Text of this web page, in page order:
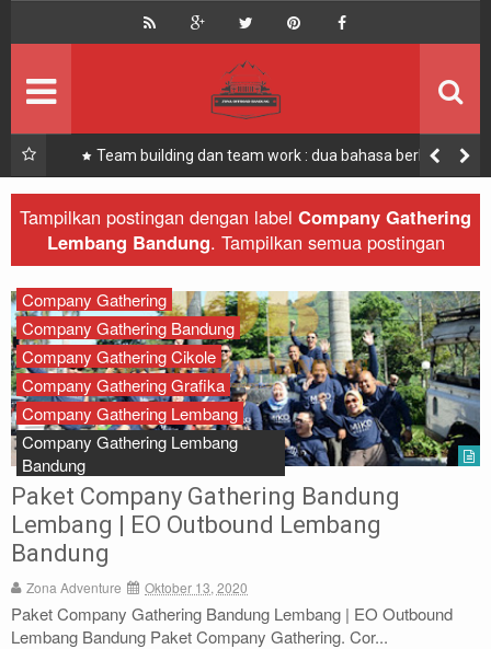
Team building dan team work : dua bahasa berbeda
yang berkesinambungan
Tampilkan postingan dengan label Company Gathering
Lembang Bandung. Tampilkan semua postingan
Paket Company Gathering Bandung
Lembang | EO Outbound Lembang
Bandung
Zona Adventure Oktober 13, 2020
Paket Company Gathering Bandung Lembang | EO Outbound
Lembang Bandung Paket Company Gathering. Cor...
Company Gathering
Company Gathering Bandung
Company Gathering Cikole
Company Gathering Grafika
Company Gathering Lembang
Company Gathering Lembang
Bandung
Offroad Bandung
Bandung Offroad
Zona Offroad Bandung
Outbound Zona Outing Gathering
Paket Zona Bandung Offroad
Offroad Recomended
Outbound
Offroad
Rafting
Paintball
Archery
Paket Outbound
Paket Offroad